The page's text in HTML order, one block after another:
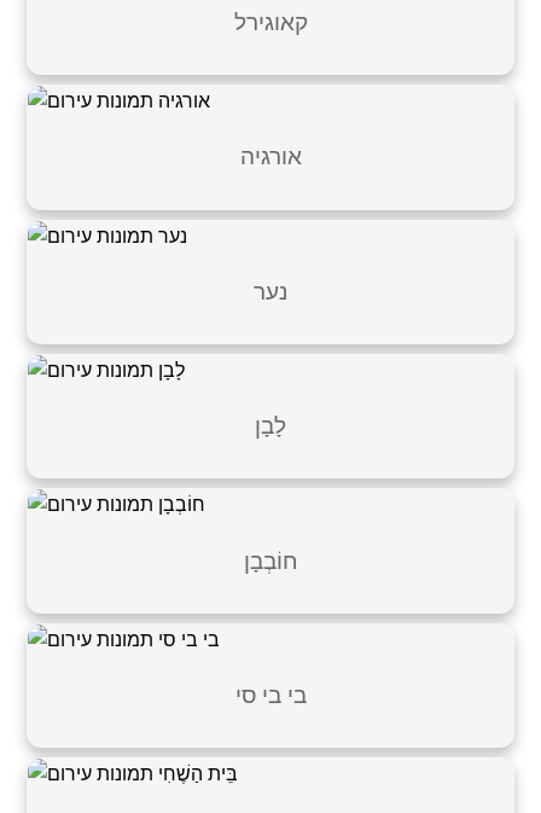
קאוגירל
אורגיה
נער
לָבָן
חוֹבְבָן
בי בי סי